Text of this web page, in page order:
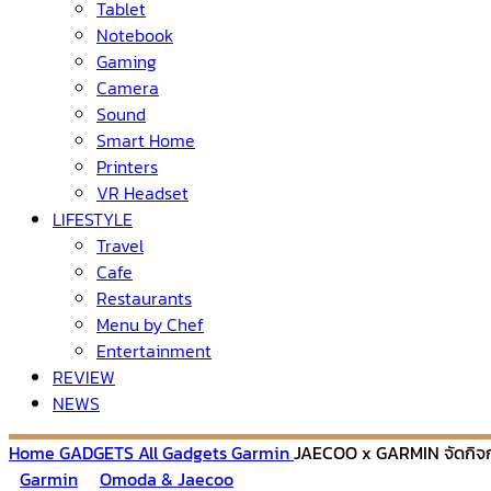
Tablet
Notebook
Gaming
Camera
Sound
Smart Home
Printers
VR Headset
LIFESTYLE
Travel
Cafe
Restaurants
Menu by Chef
Entertainment
REVIEW
NEWS
Home GADGETSAll GadgetsGarminJAECOO x GARMIN จัด
Garmin
Omoda & Jaecoo